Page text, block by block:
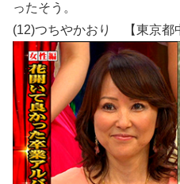
ったそう。
(12)つちやかおり 【東京都